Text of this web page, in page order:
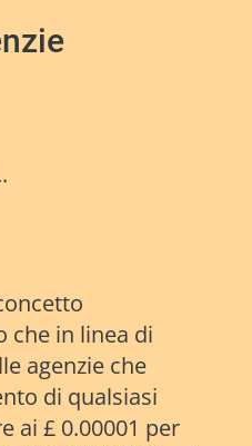
che in linea di
agenzie che
di qualsiasi
ai £ 0.00001 per